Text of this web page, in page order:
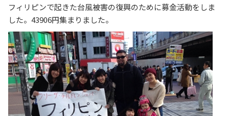
フィリピンで起きた台風被害の復興のために募金活動をしま
した。43906円集まりました。